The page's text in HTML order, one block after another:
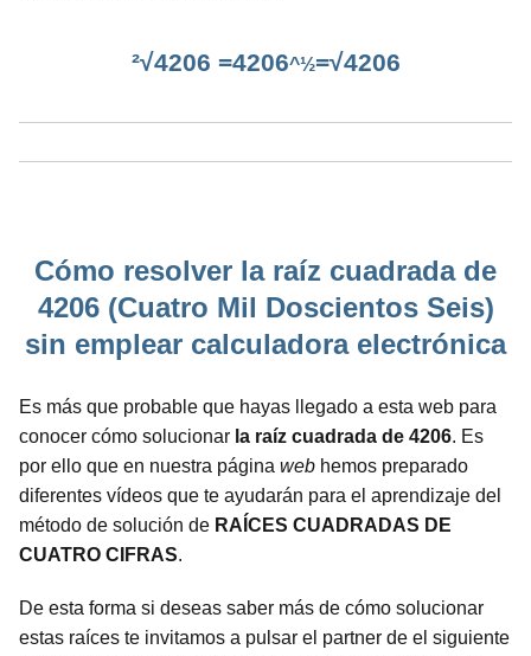
²√4206 =4206^½=√4206
Cómo resolver la raíz cuadrada de
4206 (Cuatro Mil Doscientos Seis)
sin emplear calculadora electrónica
Es más que probable que hayas llegado a esta web para
conocer cómo solucionar la raíz cuadrada de 4206. Es
por ello que en nuestra página web hemos preparado
diferentes vídeos que te ayudarán para el aprendizaje del
método de solución de RAÍCES CUADRADAS DE
CUATRO CIFRAS.
De esta forma si deseas saber más de cómo solucionar
estas raíces te invitamos a pulsar el partner de el siguiente